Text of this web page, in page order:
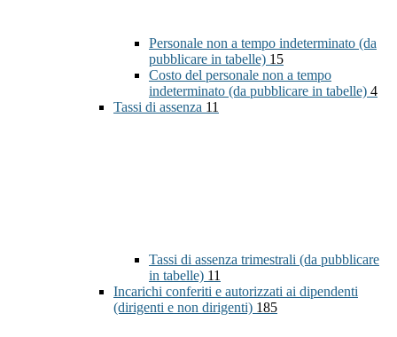
Personale non a tempo indeterminato (da
pubblicare in tabelle) 15
Costo del personale non a tempo
indeterminato (da pubblicare in tabelle) 4
Tassi di assenza 11
Tassi di assenza trimestrali (da pubblicare
in tabelle) 11
Incarichi conferiti e autorizzati ai dipendenti
(dirigenti e non dirigenti) 185